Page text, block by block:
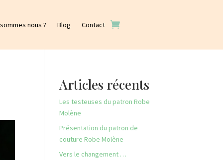
nous ? Blog Contact
Articles récents
Les testeuses du patron Robe
Molène
Présentation du patron de
couture Robe Molène
Vers le changement …